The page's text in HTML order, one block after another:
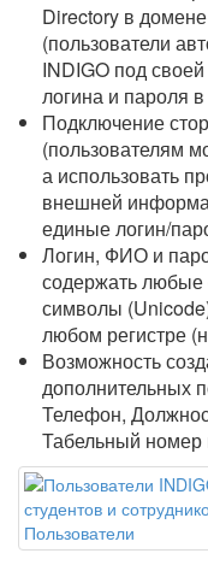
Directory в домене
(пользователи
INDIGO под
логина и пароля
Подключение
(пользователям
а использовать
внешней
единые логин/
Логин, ФИО и
содержать
символы
любом регистре
Возможность
дополнительных
Телефон,
Табельный номер
Пользователи